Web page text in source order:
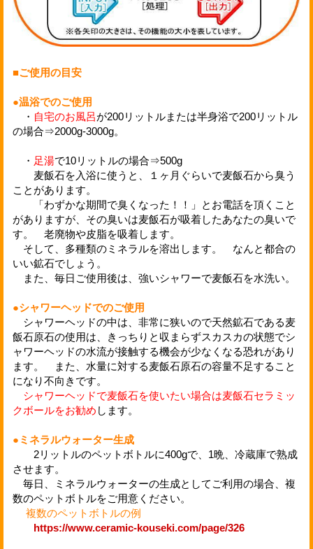
■ご使用の目安
●温浴でのご使用
・ 自宅のお風呂が200リットルまたは半身浴で200リットル
の場合⇒2000g-3000g。
・ 足湯で10リットルの場合⇒500g
麦飯石を入浴に使うと、１ヶ月ぐらいで麦飯石から臭う
ことがあります。
「わずかな期間で臭くなった！！」とお電話を頂くこと
がありますが、その臭いは麦飯石が吸着したあなたの臭いで
す。 老廃物や皮脂を吸着します。
そして、多種類のミネラルを溶出します。 なんと都合の
いい鉱石でしょう。
また、毎日ご使用後は、強いシャワーで麦飯石を水洗い。
●シャワーヘッドでのご使用
シャワーヘッドの中は、非常に狭いので天然鉱石である麦
飯石原石の使用は、きっちりと収まらずスカスカの状態でシ
ャワーヘッドの水流が接触する機会が少なくなる恐れがあり
ます。 また、水量に対する麦飯石原石の容量不足すること
になり不向きです。
シャワーヘッドで麦飯石を使いたい場合は麦飯石セラミッ
クボールをお勧め します。
●ミネラルウォーター生成
2リットルのペットボトルに400gで、1晩、冷蔵庫で熟成
させます。
毎日、ミネラルウォーターの生成としてご利用の場合、複
数のペットボトルをご用意ください。
複数のペットボトルの例
https://www.ceramic-kouseki.com/page/326